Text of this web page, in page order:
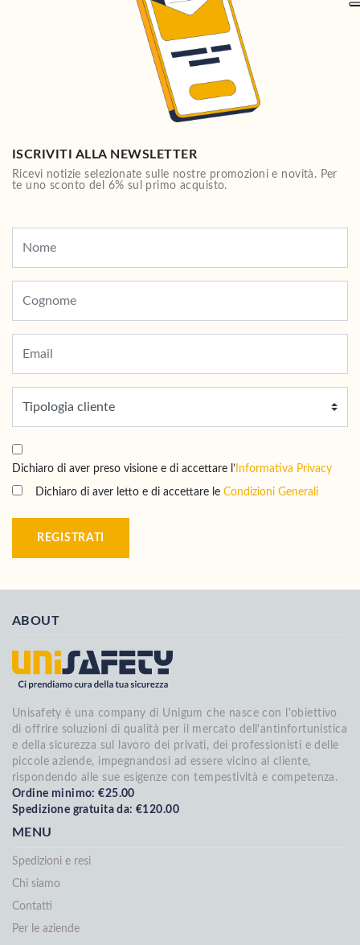
ISCRIVITI ALLA NEWSLETTER
Ricevi notizie selezionate sulle nostre promozioni e novità. Per
te uno sconto del 6% sul primo acquisto.
Dichiaro di aver preso visione e di accettare l’ Informativa Privacy
Dichiaro di aver letto e di accettare le Condizioni Generali
REGISTRATI
ABOUT
Unisafety è una company di Unigum che nasce con l'obiettivo
di offrire soluzioni di qualità per il mercato dell'antinfortunistica
e della sicurezza sul lavoro dei privati, dei professionisti e delle
piccole aziende, impegnandosi ad essere vicino al cliente,
rispondendo alle sue esigenze con tempestività e competenza.
Ordine minimo: €25.00
Spedizione gratuita da: €120.00
MENU
Spedizioni e resi
Chi siamo
Contatti
Per le aziende